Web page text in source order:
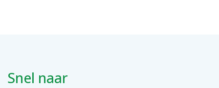
Snel naar